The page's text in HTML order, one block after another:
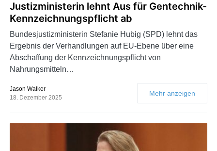
Justizministerin lehnt Aus für Gentechnik-
Kennzeichnungspflicht ab
Bundesjustizministerin Stefanie Hubig (SPD) lehnt das
Ergebnis der Verhandlungen auf EU-Ebene über eine
Abschaffung der Kennzeichnungspflicht von
Nahrungsmitteln…
Jason Walker
18. Dezember 2025
Mehr anzeigen